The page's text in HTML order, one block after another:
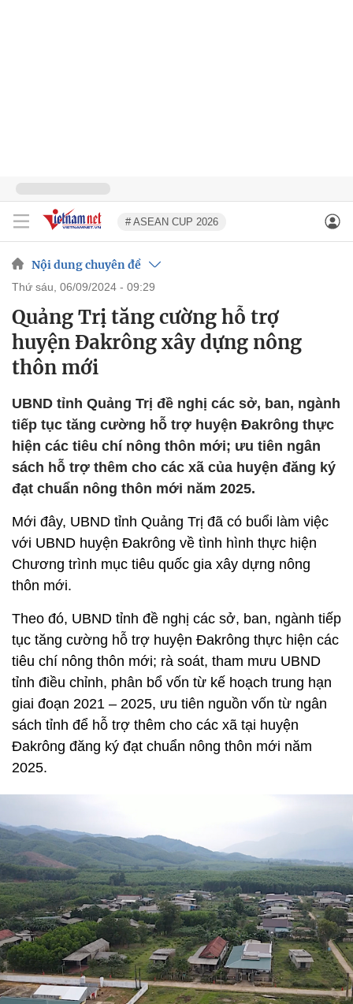
# ASEAN CUP 2026
Nội dung chuyên đề
thứ sáu, 06/09/2024 - 09:29
Quảng Trị tăng cường hỗ trợ
huyện Đakrông xây dựng nông
thôn mới
UBND tỉnh Quảng Trị đề nghị các sở, ban, ngành
tiếp tục tăng cường hỗ trợ huyện Đakrông thực
hiện các tiêu chí nông thôn mới; ưu tiên ngân
sách hỗ trợ thêm cho các xã của huyện đăng ký
đạt chuẩn nông thôn mới năm 2025.
Mới đây, UBND tỉnh Quảng Trị đã có buổi làm việc
với UBND huyện Đakrông về tình hình thực hiện
Chương trình mục tiêu quốc gia xây dựng nông
thôn mới.
Theo đó, UBND tỉnh đề nghị các sở, ban, ngành tiếp
tục tăng cường hỗ trợ huyện Đakrông thực hiện các
tiêu chí nông thôn mới; rà soát, tham mưu UBND
tỉnh điều chỉnh, phân bổ vốn từ kế hoạch trung hạn
giai đoạn 2021 – 2025, ưu tiên nguồn vốn từ ngân
sách tỉnh để hỗ trợ thêm cho các xã tại huyện
Đakrông đăng ký đạt chuẩn nông thôn mới năm
2025.